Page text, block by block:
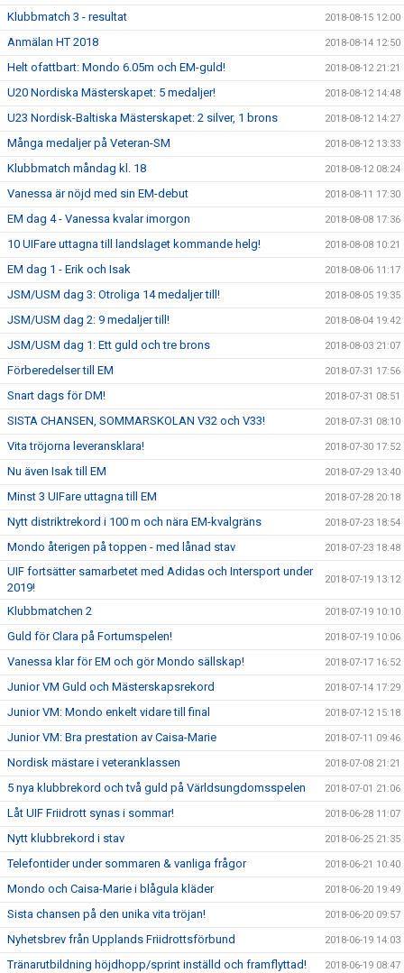
Klubbmatch 3 - resultat 2018-08-15 12:00
Anmälan HT 2018 2018-08-14 12:50
Helt ofattbart: Mondo 6.05m och EM-guld! 2018-08-12 21:21
U20 Nordiska Mästerskapet: 5 medaljer! 2018-08-12 14:48
U23 Nordisk-Baltiska Mästerskapet: 2 silver, 1 brons 2018-08-12 14:27
Många medaljer på Veteran-SM 2018-08-12 13:33
Klubbmatch måndag kl. 18 2018-08-12 08:24
Vanessa är nöjd med sin EM-debut 2018-08-11 17:30
EM dag 4 - Vanessa kvalar imorgon 2018-08-08 17:36
10 UIFare uttagna till landslaget kommande helg! 2018-08-08 10:21
EM dag 1 - Erik och Isak 2018-08-06 11:17
JSM/USM dag 3: Otroliga 14 medaljer till! 2018-08-05 19:35
JSM/USM dag 2: 9 medaljer till! 2018-08-04 19:42
JSM/USM dag 1: Ett guld och tre brons 2018-08-03 21:07
Förberedelser till EM 2018-07-31 17:56
Snart dags för DM! 2018-07-31 08:51
SISTA CHANSEN, SOMMARSKOLAN V32 och V33! 2018-07-31 08:10
Vita tröjorna leveransklara! 2018-07-30 17:52
Nu även Isak till EM 2018-07-29 13:40
Minst 3 UIFare uttagna till EM 2018-07-28 20:18
Nytt distriktrekord i 100 m och nära EM-kvalgräns 2018-07-23 18:54
Mondo återigen på toppen - med lånad stav 2018-07-23 18:48
UIF fortsätter samarbetet med Adidas och Intersport under
2019!
2018-07-19 13:12
Klubbmatchen 2 2018-07-19 10:10
Guld för Clara på Fortumspelen! 2018-07-19 10:06
Vanessa klar för EM och gör Mondo sällskap! 2018-07-17 16:52
Junior VM Guld och Mästerskapsrekord 2018-07-14 17:29
Junior VM: Mondo enkelt vidare till final 2018-07-12 15:18
Junior VM: Bra prestation av Caisa-Marie 2018-07-11 09:46
Nordisk mästare i veteranklassen 2018-07-08 21:21
5 nya klubbrekord och två guld på Världsungdomsspelen 2018-07-01 21:06
Låt UIF Friidrott synas i sommar! 2018-06-28 11:07
Nytt klubbrekord i stav 2018-06-25 21:35
Telefontider under sommaren & vanliga frågor 2018-06-21 10:40
Mondo och Caisa-Marie i blågula kläder 2018-06-20 19:49
Sista chansen på den unika vita tröjan! 2018-06-20 09:57
Nyhetsbrev från Upplands Friidrottsförbund 2018-06-19 14:03
Tränarutbildning höjdhopp/sprint inställd och framflyttad! 2018-06-19 08:47